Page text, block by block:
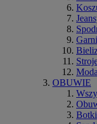
OBUWIE
Botki